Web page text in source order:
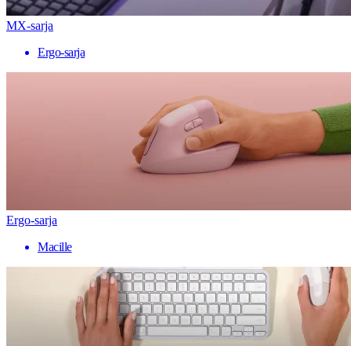
MX-sarja
Ergo-sarja
Ergo-sarja
Macille